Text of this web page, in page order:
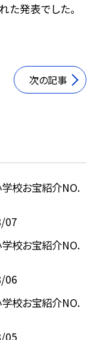
た発表でした。
次の記事
校お宝紹介NO.
07
校お宝紹介NO.
06
校お宝紹介NO.
05